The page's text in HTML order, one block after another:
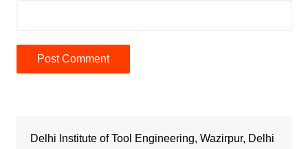
Delhi Institute of Tool Engineering, Wazirpur, Delhi